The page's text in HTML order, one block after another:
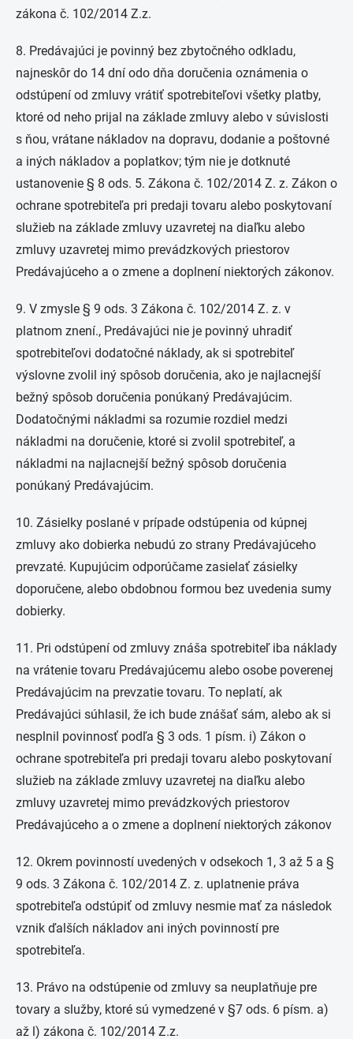
zákona č. 102/2014 Z.z.
8. Predávajúci je povinný bez zbytočného odkladu,
najneskôr do 14 dní odo dňa doručenia oznámenia o
odstúpení od zmluvy vrátiť spotrebiteľovi všetky platby,
ktoré od neho prijal na základe zmluvy alebo v súvislosti
s ňou, vrátane nákladov na dopravu, dodanie a poštovné
a iných nákladov a poplatkov; tým nie je dotknuté
ustanovenie § 8 ods. 5. Zákona č. 102/2014 Z. z. Zákon o
ochrane spotrebiteľa pri predaji tovaru alebo poskytovaní
služieb na základe zmluvy uzavretej na diaľku alebo
zmluvy uzavretej mimo prevádzkových priestorov
Predávajúceho a o zmene a doplnení niektorých zákonov.
9. V zmysle § 9 ods. 3 Zákona č. 102/2014 Z. z. v
platnom znení., Predávajúci nie je povinný uhradiť
spotrebiteľovi dodatočné náklady, ak si spotrebiteľ
výslovne zvolil iný spôsob doručenia, ako je najlacnejší
bežný spôsob doručenia ponúkaný Predávajúcim.
Dodatočnými nákladmi sa rozumie rozdiel medzi
nákladmi na doručenie, ktoré si zvolil spotrebiteľ, a
nákladmi na najlacnejší bežný spôsob doručenia
ponúkaný Predávajúcim.
10. Zásielky poslané v prípade odstúpenia od kúpnej
zmluvy ako dobierka nebudú zo strany Predávajúceho
prevzaté. Kupujúcim odporúčame zasielať zásielky
doporučene, alebo obdobnou formou bez uvedenia sumy
dobierky.
11. Pri odstúpení od zmluvy znáša spotrebiteľ iba náklady
na vrátenie tovaru Predávajúcemu alebo osobe poverenej
Predávajúcim na prevzatie tovaru. To neplatí, ak
Predávajúci súhlasil, že ich bude znášať sám, alebo ak si
nesplnil povinnosť podľa § 3 ods. 1 písm. i) Zákon o
ochrane spotrebiteľa pri predaji tovaru alebo poskytovaní
služieb na základe zmluvy uzavretej na diaľku alebo
zmluvy uzavretej mimo prevádzkových priestorov
Predávajúceho a o zmene a doplnení niektorých zákonov
12. Okrem povinností uvedených v odsekoch 1, 3 až 5 a §
9 ods. 3 Zákona č. 102/2014 Z. z. uplatnenie práva
spotrebiteľa odstúpiť od zmluvy nesmie mať za následok
vznik ďalších nákladov ani iných povinností pre
spotrebiteľa.
13. Právo na odstúpenie od zmluvy sa neuplatňuje pre
tovary a služby, ktoré sú vymedzené v §7 ods. 6 písm. a)
až l) zákona č. 102/2014 Z.z.